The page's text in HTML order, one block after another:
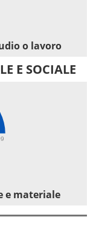
o lavoro
E SOCIALE
e materiale